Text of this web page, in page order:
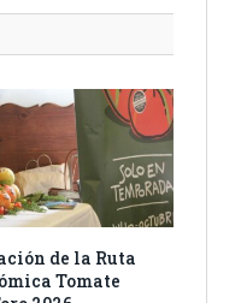
de la Ruta
Tomate